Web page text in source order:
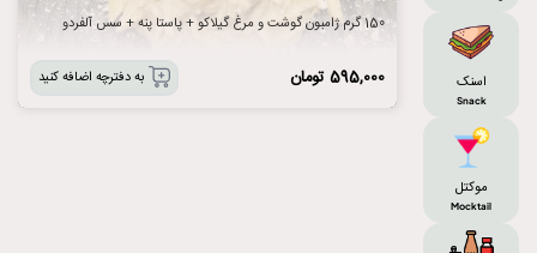
اسنک
Snack
موکتل
Mocktail
150 گرم ژامبون گوشت و مرغ گیلاکو + پاستا پنه + سس آلفردو
595,000تومان به دفترچه اضافه کنید